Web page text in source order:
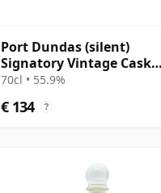
Port Dundas (silent)
Signatory Vintage Cask
Strength Collection Single
70cl • 55.9%
€ 134 ?